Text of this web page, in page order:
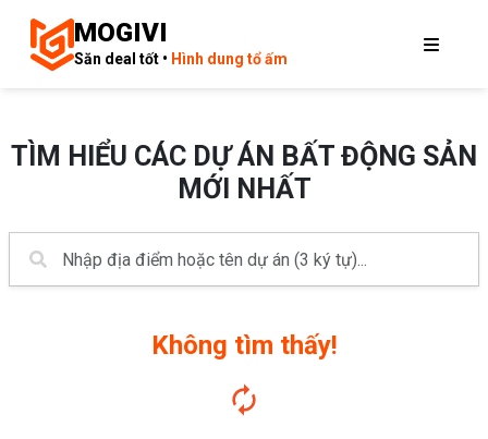
MOGIVI
Săn deal tốt • Hình dung tổ ấm
TÌM HIỂU CÁC DỰ ÁN BẤT ĐỘNG SẢN
MỚI NHẤT
Không tìm thấy!